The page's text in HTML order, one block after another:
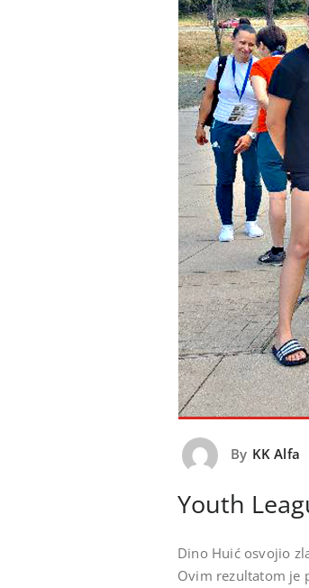
By KK Alfa
Youth
Dino Huić osvojio
Ovim rezultatom je